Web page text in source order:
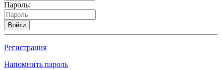
Пароль:
Войти
Регистрация
Напомнить пароль